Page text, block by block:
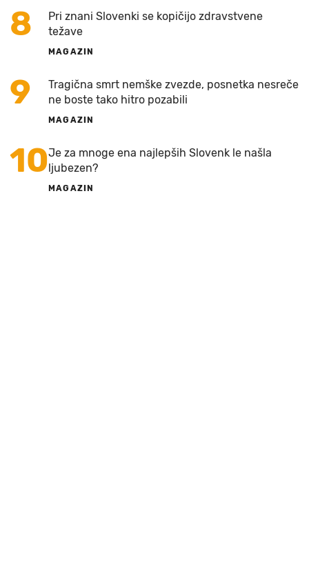
8
Pri znani Slovenki se kopičijo zdravstvene
težave
MAGAZIN
9
Tragična smrt nemške zvezde, posnetka nesreče
ne boste tako hitro pozabili
MAGAZIN
10Je za mnoge ena najlepših Slovenk le našla
ljubezen?
MAGAZIN